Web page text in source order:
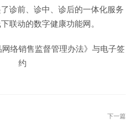
诊前、诊中、诊后的一体化服务
联动的数字健康功能网。
下一篇